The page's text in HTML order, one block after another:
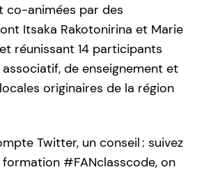
co-animées par des
Itsaka Rakotonirina et Marie
réunissant 14 participants
de enseignement et
originaires de la région
Twitter, un conseil : suivez
#FANclasscode, on